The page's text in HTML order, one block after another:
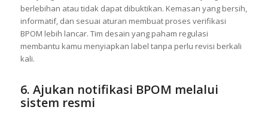
komposisi, nomor batch, nama dan alamat perusahaan, serta
cara pakai. BPOM cukup ketat soal labeling karena ini
menyangkut keamanan konsumen. Hindari klaim yang
berlebihan atau tidak dapat dibuktikan. Kemasan yang bersih,
informatif, dan sesuai aturan membuat proses verifikasi
membantu kamu menyiapkan label tanpa perlu revisi berkali
kali.